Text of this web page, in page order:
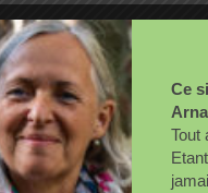
Ce
Tout